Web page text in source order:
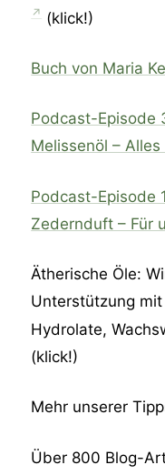
(klick!)
Buch von Maria
Podcast-Episode
Melissenöl –
Podcast-Episode
Zedernduft – Für
Ätherische Öle:
Unterstützung
Hydrolate,
(klick!)
Mehr unserer
Über 800 Blog-